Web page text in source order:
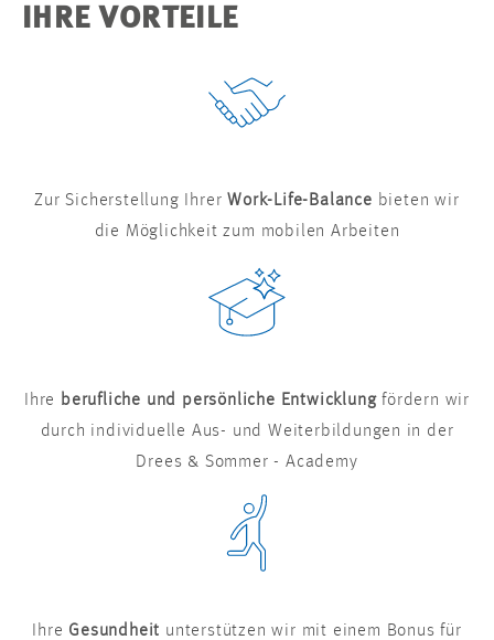
IHRE VORTEILE
Zur Sicherstellung IhrerWork-Life-Balance bieten wir
die Möglichkeit zum mobilen Arbeiten
Ihre berufliche und persönliche Entwicklungfördern wir
durch individuelle Aus- und Weiterbildungen in der
Drees & Sommer - Academy
Ihre Gesundheit unterstützen wir mit einem Bonus für